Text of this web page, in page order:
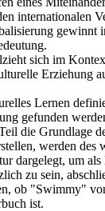
internationalen
gewinnt
sich im
Erziehung
Lernen
gefunden
die Grundlage
werden des
dargelegt, um
zu sein,
ob "Swimmy"
ist.